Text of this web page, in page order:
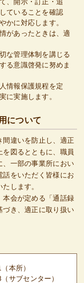
ていることを確認
かに対応します。
があったときは、適
な管理体制を講じる
る意識啓発に努めま
情報保護規程を定
に実施します。
について
違いを防止し、適正
図るとともに、職員
、一部の事業所におい
話をいただく皆様にお
します。
会が定める「通話録
づき、適正に取り扱い
本所）
サブセンター）